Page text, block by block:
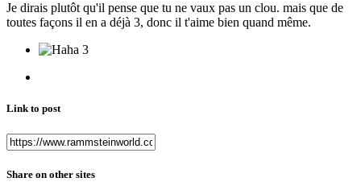
Je dirais plutôt qu'il pense que tu ne vaux pas un clou. mais que de
toutes façons il en a déjà 3, donc il t'aime bien quand même.
3
Link to post
Share on other sites